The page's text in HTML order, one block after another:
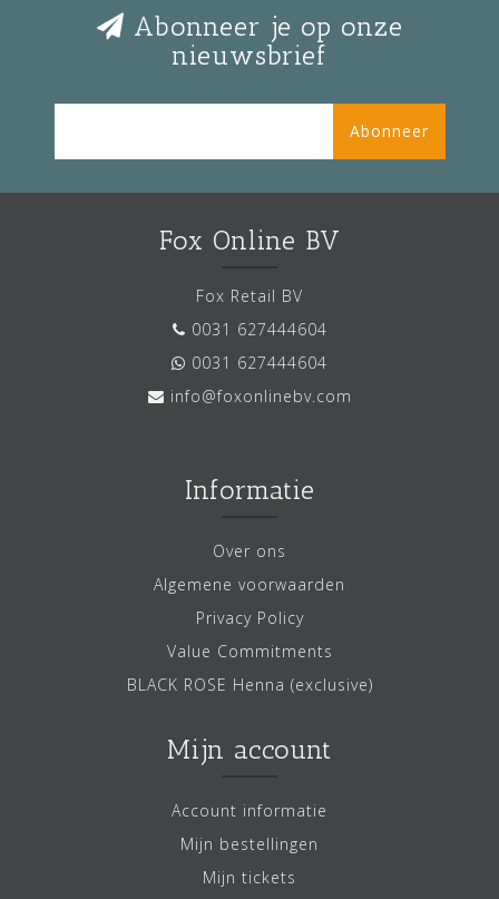
Abonneer je op onze
nieuwsbrief
Abonneer
Fox Online BV
Fox Retail BV
0031 627444604
0031 627444604
info@foxonlinebv.com
Informatie
Over ons
Algemene voorwaarden
Privacy Policy
Value Commitments
BLACK ROSE Henna (exclusive)
Mijn account
Account informatie
Mijn bestellingen
Mijn tickets